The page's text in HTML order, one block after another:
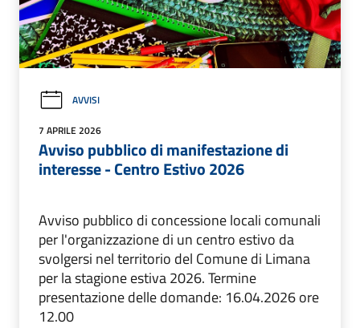
AVVISI
7 APRILE 2026
Avviso pubblico di manifestazione di
interesse - Centro Estivo 2026
Avviso pubblico di concessione locali comunali
per l'organizzazione di un centro estivo da
svolgersi nel territorio del Comune di Limana
per la stagione estiva 2026. Termine
presentazione delle domande: 16.04.2026 ore
12.00